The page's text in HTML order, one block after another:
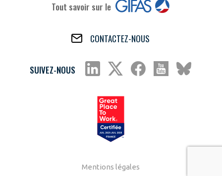
Tout savoir sur le
CONTACTEZ-NOUS
SUIVEZ-NOUS
Mentions légales